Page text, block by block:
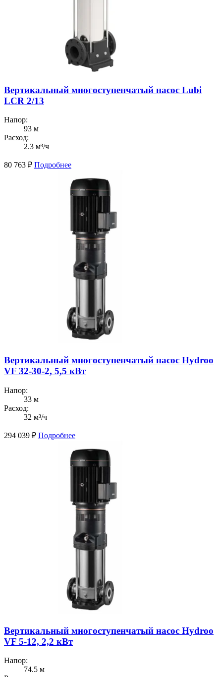
Вертикальный многоступенчатый насос Lubi
LCR 2/13
Напор:
93 м
Расход:
2.3 м³/ч
80 763 ₽ Подробнее
Вертикальный многоступенчатый насос Hydroo
VF 32-30-2, 5,5 кВт
Напор:
33 м
Расход:
32 м³/ч
294 039 ₽ Подробнее
Вертикальный многоступенчатый насос Hydroo
VF 5-12, 2,2 кВт
Напор:
74.5 м